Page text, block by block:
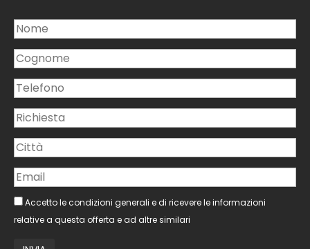
Accetto le condizioni generali e di ricevere le informazioni
relative a questa offerta e ad altre similari